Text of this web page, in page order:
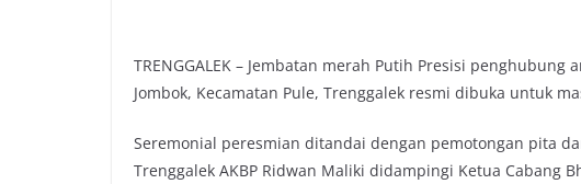
TRENGGALEK – Jembatan merah Putih Presisi
Jombok, Kecamatan Pule, Trenggalek resmi dibuka untuk
Seremonial peresmian ditandai dengan pemotongan pita
Trenggalek AKBP Ridwan Maliki didampingi Ketua Cabang